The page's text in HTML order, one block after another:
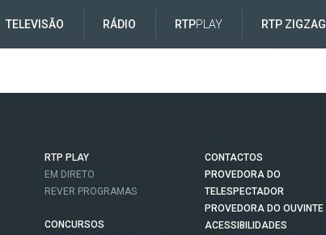
TELEVISÃO RÁDIO RTPPLAY RTP ZIGZAG
RTP PLAY
EM DIRETO
REVER PROGRAMAS
CONCURSOS
CONTACTOS
PROVEDORA DO
TELESPECTADOR
PROVEDORA DO OUVINTE
ACESSIBILIDADES